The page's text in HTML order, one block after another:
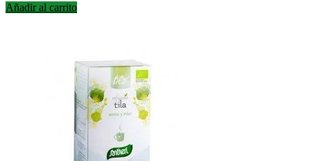
Añadir al carrito